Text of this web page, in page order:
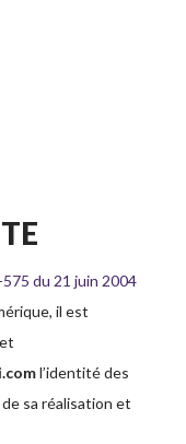
575 du 21 juin 2004
il est
l’identité des
sa réalisation et